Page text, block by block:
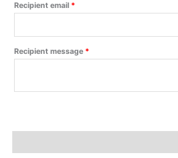
Recipient email *
Recipient message *